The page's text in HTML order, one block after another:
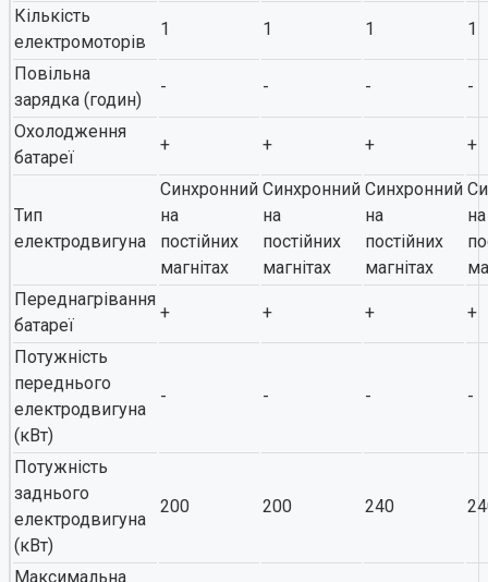
Кількість
електромоторів
1 1 1 1
Повільна
зарядка (годин)
- - - -
Охолодження
батареї
+ + + +
Тип
електродвигуна
Синхронний
на
постійних
магнітах
Синхронний
на
постійних
магнітах
Синхронний
на
постійних
магнітах
на
Переднагрівання
батареї
+ + + +
Потужність
переднього
електродвигуна
(кВт)
- - - -
Потужність
заднього
електродвигуна
(кВт)
200 200 240
Максимальна